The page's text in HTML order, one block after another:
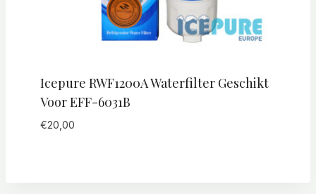
Icepure RWF1200A Waterfilter Geschikt
Voor EFF-6031B
€20,00